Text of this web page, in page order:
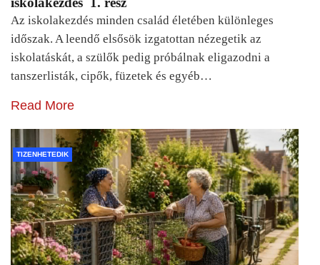
Az iskolakezdés minden család életében különleges
időszak. A leendő elsősök izgatottan nézegetik az
iskolatáskát, a szülők pedig próbálnak eligazodni a
tanszerlisták, cipők, füzetek és egyéb…
Read More
TIZENHETEDIK